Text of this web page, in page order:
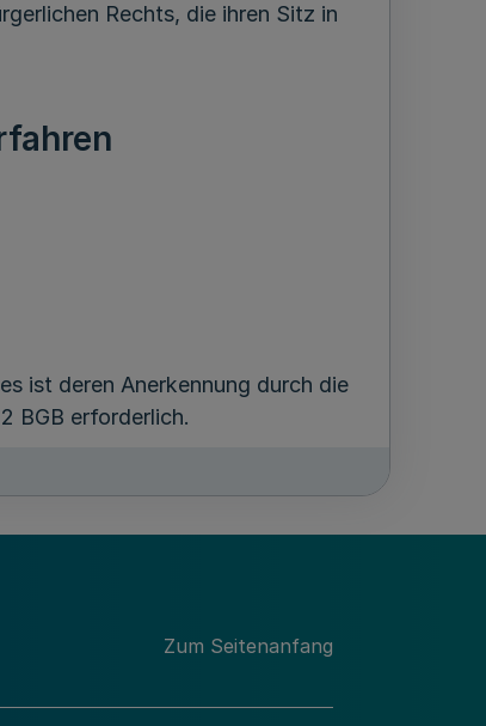
Rechts, die ihren Sitz in
ist deren Anerkennung durch die
BGB erforderlich.
Zum Seitenanfang